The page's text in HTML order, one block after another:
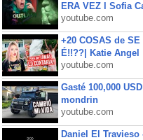
ERA VEZ l Sofia
youtube.com
+20 COSAS de
É!!??| Katie Angel
youtube.com
Gasté 100,000
mondrin
youtube.com
Daniel El